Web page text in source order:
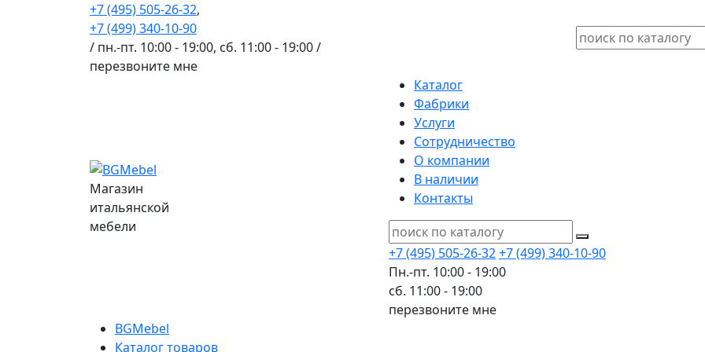
+7 (495) 505-26-32,
+7 (499) 340-10-90
/ пн.-пт. 10:00 - 19:00, сб. 11:00 - 19:00 /
перезвоните мне
Магазин
итальянской
мебели
Каталог
Фабрики
Услуги
Сотрудничество
О компании
В наличии
Контакты
+7 (495) 505-26-32+7 (499) 340-10-90
Пн.-пт. 10:00 - 19:00
сб. 11:00 - 19:00
перезвоните мне
BGMebel
Каталог товаров